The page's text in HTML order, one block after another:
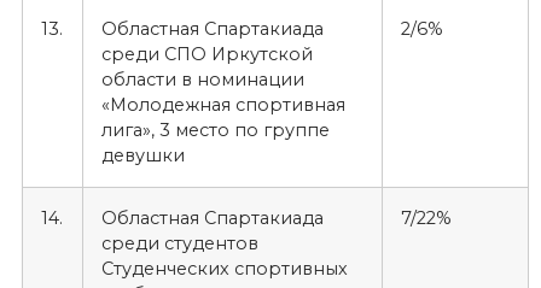
13.
Областная Спартакиада
среди СПО Иркутской
области в номинации
«Молодежная спортивная
лига», 3 место по группе
девушки
2/6%
14.
Областная Спартакиада
среди студентов
Студенческих спортивных
7/22%